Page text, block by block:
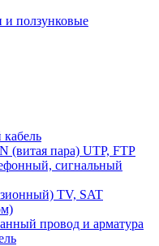
ползунковые
пара) UTP, FTP
сигнальный
TV, SAT
провод и арматура